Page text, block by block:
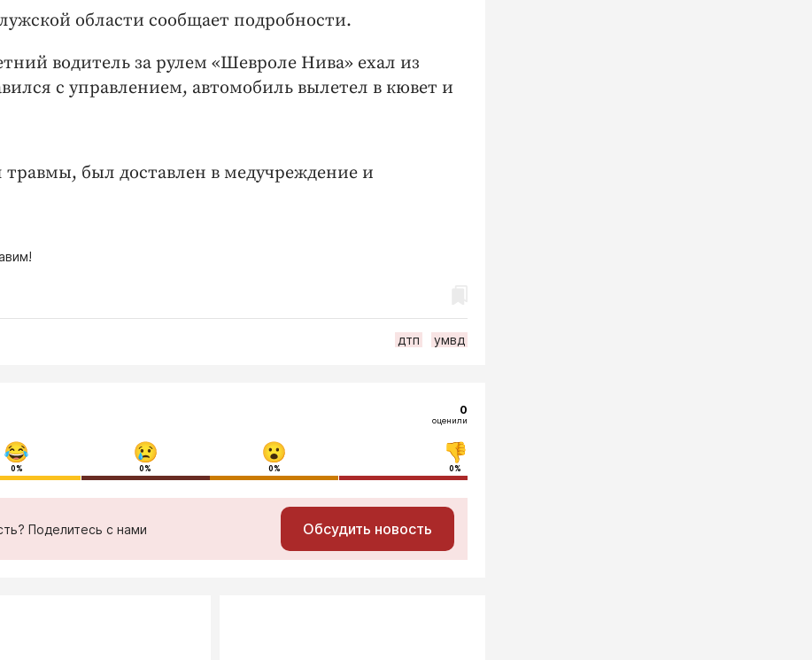
области сообщает подробности.
водитель за рулем «Шевроле Нива» ехал из
с управлением, автомобиль вылетел в кювет и
травмы, был доставлен в медучреждение и
дтп умвд
0
оценили
0% 0% 0% 0%
Поделитесь с нами Обсудить новость